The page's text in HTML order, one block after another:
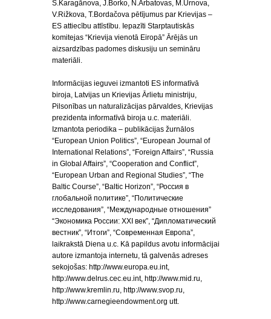
S.Karagānova, J.Borko, N.Arbatovas, M.Urnova,
V.Rižkova, T.Bordačova pētījumus par Krievijas –
ES attiecību attīstību. Iepazīti Starptautiskās
komitejas “Krievija vienotā Eiropā” Ārējās un
aizsardzības padomes diskusiju un semināru
materiāli.
Informācijas ieguvei izmantoti ES informatīvā
biroja, Latvijas un Krievijas Ārlietu ministriju,
Pilsonības un naturalizācijas pārvaldes, Krievijas
prezidenta informatīvā biroja u.c. materiāli.
Izmantota periodika – publikācijas žurnālos
“European Union Politics”, “European Journal of
International Relations”, “Foreign Affairs”, “Russia
in Global Affairs”, “Cooperation and Conflict”,
“European Urban and Regional Studies”, “The
Baltic Course”, “Baltic Horizon”, “Россия в
глобальной политике”, “Политические
исследования”, “Международные отношения”
“Экономика России: ХХI век”, “Дипломатический
вестник”, “Итоги”, “Современная Европа”,
laikrakstā Diena u.c. Kā papildus avotu informācijai
autore izmantoja internetu, tā galvenās adreses
sekojošas: http://www.europa.eu.int,
http://www.delrus.cec.eu.int, http://www.mid.ru,
http://www.kremlin.ru, http://www.svop.ru,
http://www.carnegieendowment.org utt.